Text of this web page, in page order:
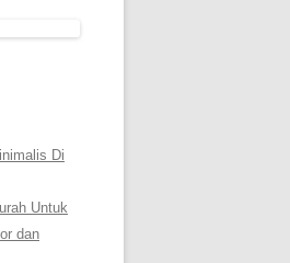
Di
Untuk
dan